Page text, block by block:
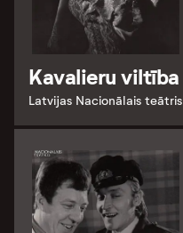
Kavalieru viltība
Latvijas Nacionālais teātris